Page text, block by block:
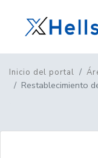
Inicio del portal
Restablecimiento